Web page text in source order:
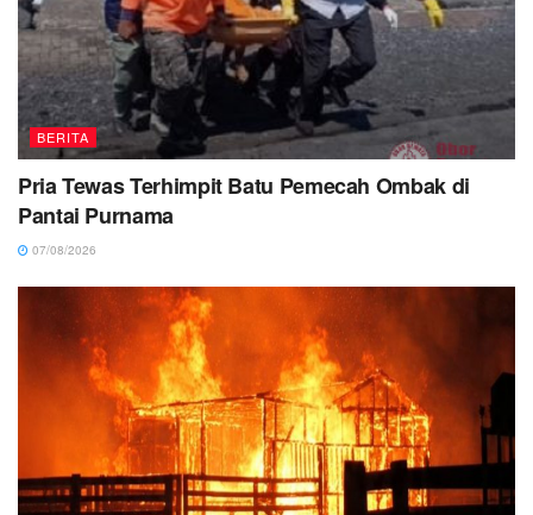
BERITA
Pria Tewas Terhimpit Batu Pemecah Ombak di
Pantai Purnama
07/08/2026